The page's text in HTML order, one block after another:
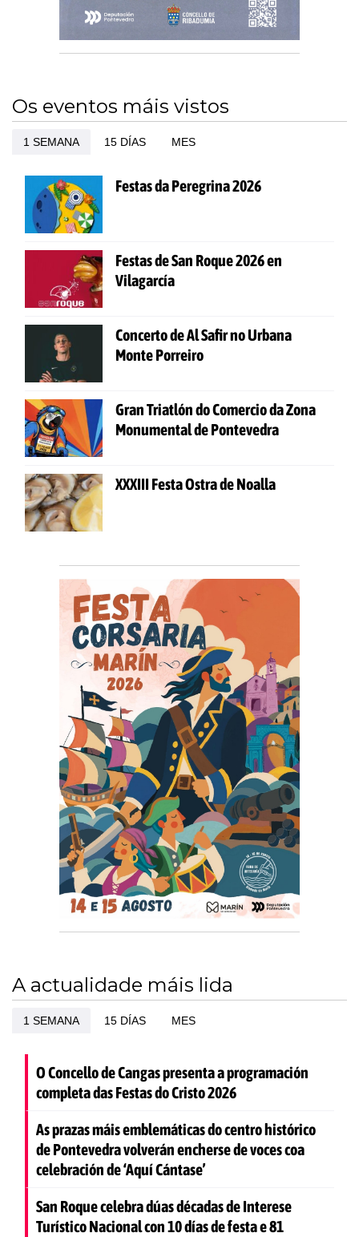
Os eventos máis vistos
1 SEMANA 15 DÍAS MES
Festas da Peregrina 2026
Festas de San Roque 2026 en
Vilagarcía
Concerto de Al Safir no Urbana
Monte Porreiro
Gran Triatlón do Comercio da Zona
Monumental de Pontevedra
XXXIII Festa Ostra de Noalla
A actualidade máis lida
1 SEMANA 15 DÍAS MES
O Concello de Cangas presenta a programación
completa das Festas do Cristo 2026
As prazas máis emblemáticas do centro histórico
de Pontevedra volverán encherse de voces coa
celebración de ‘Aquí Cántase’
San Roque celebra dúas décadas de Interese
Turístico Nacional con 10 días de festa e 81